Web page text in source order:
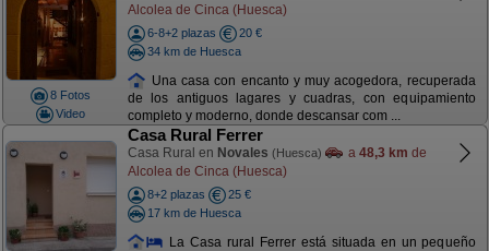
8 Fotos
Video
Alcolea de Cinca (Huesca)
6-8+2 plazas
20 €
34 km de Huesca
Una casa con encanto y muy acogedora, recuperada
de los antiguos lagares y cuadras, con equipamiento
completo y moderno, donde descansar com ...
Casa Rural Ferrer
Casa Rural en Novales (Huesca) a 48,3 km de
Alcolea de Cinca (Huesca)
8+2 plazas
25 €
17 km de Huesca
La Casa rural Ferrer está situada en un pequeño